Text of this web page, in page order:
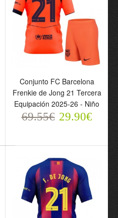
Conjunto FC Barcelona
Frenkie de Jong 21
69.55€
Conjunto FC Barcelona
Frenkie de Jong 21 Tercera
Equipación 2025-26 - Niño
69.55€ 29.90€